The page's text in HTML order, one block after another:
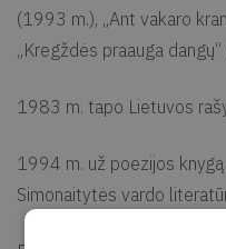
(1993 m.), „Ant vakaro
„Kregždės praauga
1983 m. tapo Lietuvos
1994 m. už poezijos
Simonaitytės vardo